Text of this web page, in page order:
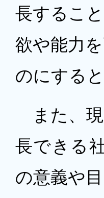
長するこ
欲や能力
のにする
また、現
長できる
の意義や